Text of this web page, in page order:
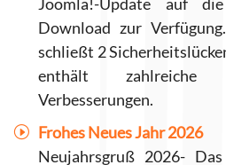
Download zur
schließt 2
enthält zahlreiche
Verbesserungen.
Frohes Neues Jahr 2026
Neujahrsgruß 2026-